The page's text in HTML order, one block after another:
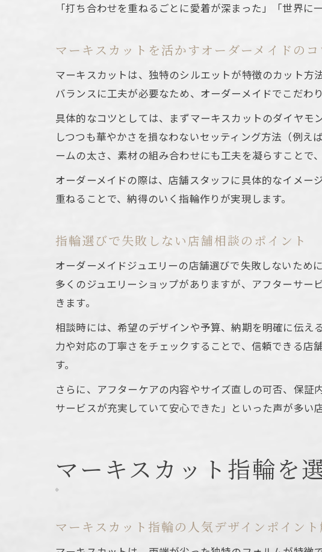
「打ち合わせを重ねるごとに愛着が深まった」「世界
マーキスカットを活かすオーダーメイドのコ
マーキスカットは、独特のシルエットが特徴のカット方
バランスに工夫が必要なため、オーダーメイドでこだわ
具体的なコツとしては、まずマーキスカットのダイヤ
しつつも華やかさを損なわないセッティング方法（例
ームの太さ、素材の組み合わせにも工夫を凝らすことで
オーダーメイドの際は、店舗スタッフに具体的なイメ
重ねることで、納得のいく指輪作りが実現します。
指輪選びで失敗しない店舗相談のポイント
オーダーメイドジュエリーの店舗選びで失敗しないため
多くのジュエリーショップがありますが、アフターサ
きます。
相談時には、希望のデザインや予算、納期を明確に伝
力や対応の丁寧さをチェックすることで、信頼できる
す。
さらに、アフターケアの内容やサイズ直しの可否、保
サービスが充実していて安心できた」といった声が多い
マーキスカット指輪を
マーキスカット指輪の人気デザインポイント